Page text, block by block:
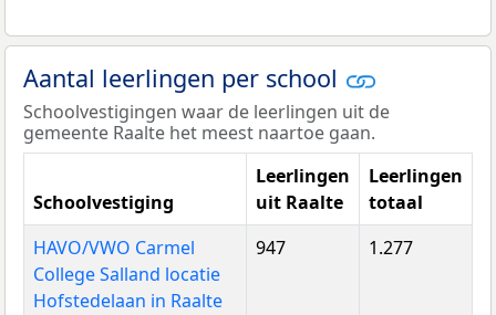
Aantal leerlingen per school
Schoolvestigingen waar de leerlingen uit de
gemeente Raalte het meest naartoe gaan.
Schoolvestiging
Leerlingen
uit Raalte
Leerlingen
totaal
HAVO/VWO Carmel
College Salland locatie
Hofstedelaan in Raalte
947 1.277